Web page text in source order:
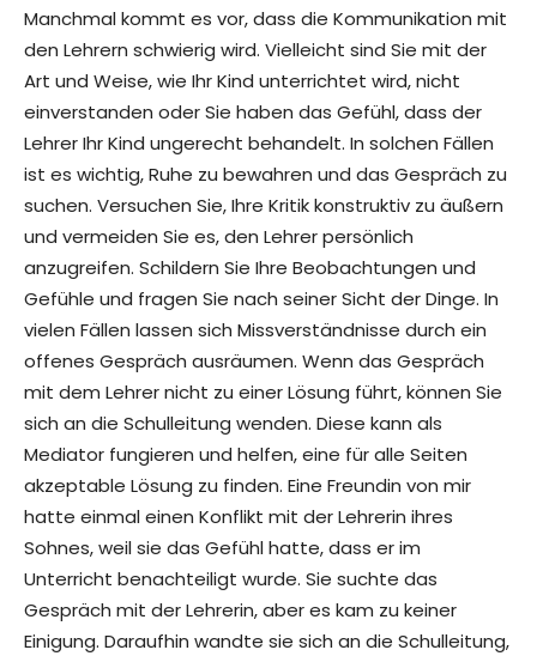
Manchmal kommt es vor, dass die Kommunikation mit
den Lehrern schwierig wird. Vielleicht sind Sie mit der
Art und Weise, wie Ihr Kind unterrichtet wird, nicht
einverstanden oder Sie haben das Gefühl, dass der
Lehrer Ihr Kind ungerecht behandelt. In solchen Fällen
ist es wichtig, Ruhe zu bewahren und das Gespräch zu
suchen. Versuchen Sie, Ihre Kritik konstruktiv zu äußern
und vermeiden Sie es, den Lehrer persönlich
anzugreifen. Schildern Sie Ihre Beobachtungen und
Gefühle und fragen Sie nach seiner Sicht der Dinge. In
vielen Fällen lassen sich Missverständnisse durch ein
offenes Gespräch ausräumen. Wenn das Gespräch
mit dem Lehrer nicht zu einer Lösung führt, können Sie
sich an die Schulleitung wenden. Diese kann als
Mediator fungieren und helfen, eine für alle Seiten
akzeptable Lösung zu finden. Eine Freundin von mir
hatte einmal einen Konflikt mit der Lehrerin ihres
Sohnes, weil sie das Gefühl hatte, dass er im
Unterricht benachteiligt wurde. Sie suchte das
Gespräch mit der Lehrerin, aber es kam zu keiner
Einigung. Daraufhin wandte sie sich an die Schulleitung,